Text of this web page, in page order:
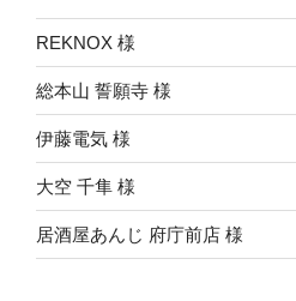
シ
ョ
ン
REKNOX 様
総本山 誓願寺 様
伊藤電気 様
大空 千隼 様
居酒屋あんじ 府庁前店 様